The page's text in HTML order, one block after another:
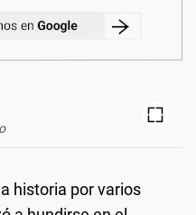
historia por varios